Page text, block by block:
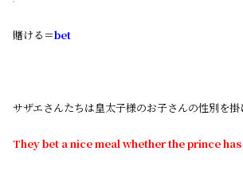
賭ける＝bet
サザエさんたちは皇太子様のお子さんの性別を掛
They bet a nice meal whether the prince